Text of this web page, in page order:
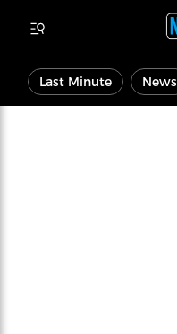
Last Minute News